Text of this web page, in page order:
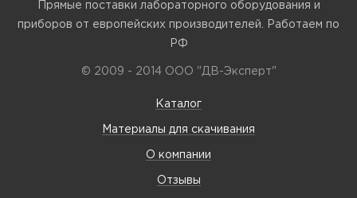
Прямые поставки лабораторного оборудования и
приборов от европейских производителей. Работаем по
РФ
© 2009 - 2014 ООО "ДВ-Эксперт"
Каталог
Материалы для скачивания
О компании
Отзывы